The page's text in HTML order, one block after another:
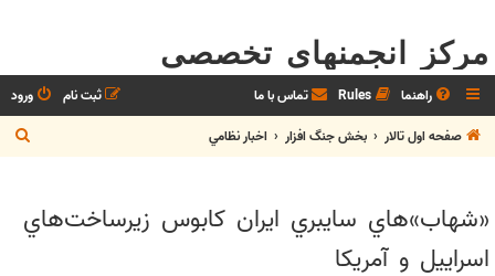
مرکز انجمنهای تخصصی
راهنما Rules تماس با ما ورود
ثبت نام
صفحه اول تالار
بخش جنگ افزار اخبار نظامي
س
«شهاب‌»هاي سايبري ايران كابوس زيرساخت‌هاي
اسراييل و آمريكا